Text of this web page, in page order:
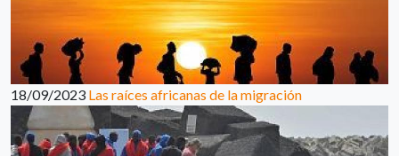
18/09/2023 Las raíces africanas de la migración